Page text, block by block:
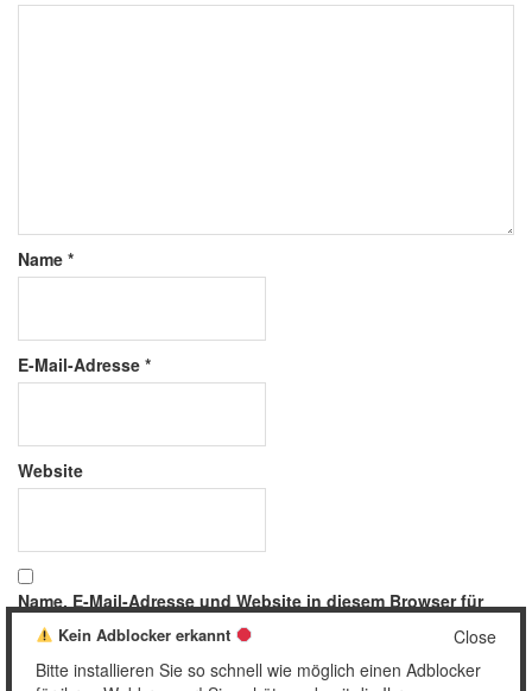
Name *
E-Mail-Adresse *
Website
Name, E-Mail-Adresse und Website in diesem Browser für
meinen nächsten Kommentar speichern.
Close
Kein Adblocker erkannt
Bitte installieren Sie so schnell wie möglich einen Adblocker